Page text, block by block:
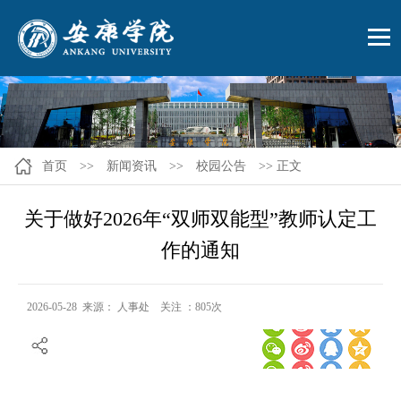
首页 >> 新闻资讯 >> 校园公告 >> 正文
关于做好2026年“双师双能型”教师认定工
作的通知
2026-05-28 来源： 人事处 关注 ： 805次